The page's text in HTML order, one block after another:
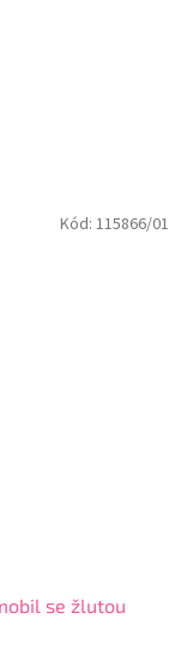
se žlutou
Kód: 115866/01